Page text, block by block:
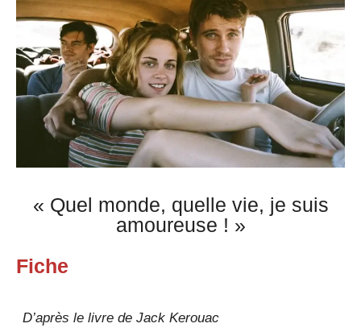
« Quel monde, quelle vie, je suis
amoureuse ! »
Fiche
D’après le livre de Jack Kerouac